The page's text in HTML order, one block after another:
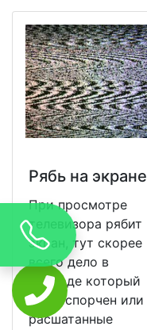
Рябь на экране
При просмотре
телевизора рябит
экран, тут скорее
всего дело в
проводе который
уже испорчен или
расшатанные